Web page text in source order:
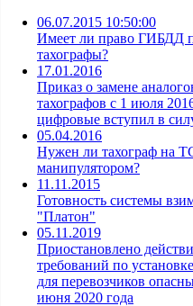
06.07.2015 10:50:00
Имеет ли право ГИБДД
тахографы?
17.01.2016
Приказ о замене
тахографов с 1 июля
цифровые вступил в
05.04.2016
Нужен ли тахограф на
манипулятором?
11.11.2015
Готовность системы
"Платон"
05.11.2019
Приостановлено
требований по
для перевозчиков
июня 2020 года